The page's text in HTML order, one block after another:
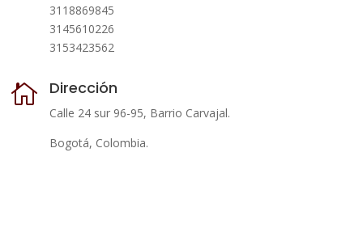
3118869845
3145610226
3153423562
 Dirección
Calle 24 sur 96-95, Barrio Carvajal.
Bogotá, Colombia.